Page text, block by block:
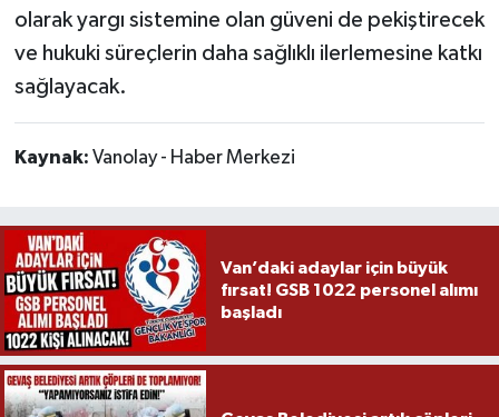
olarak yargı sistemine olan güveni de pekiştirecek
ve hukuki süreçlerin daha sağlıklı ilerlemesine katkı
sağlayacak.
Kaynak: Vanolay - Haber Merkezi
Van’daki adaylar için büyük
fırsat! GSB 1022 personel alımı
başladı